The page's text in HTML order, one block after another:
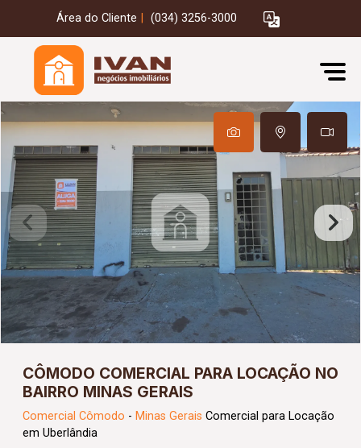
Área do Cliente (034) 3256-3000
CÔMODO COMERCIAL PARA LOCAÇÃO NO
BAIRRO MINAS GERAIS
Comercial Cômodo - Minas Gerais Comercial para Locação
em Uberlândia